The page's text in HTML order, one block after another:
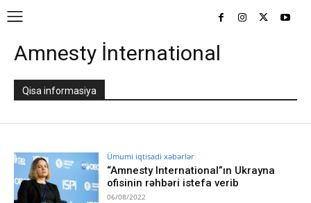
Amnesty İnternational
Qisa informasiya
Ümumi iqtisadi xəbərlər
“Amnesty International”ın Ukrayna
ofisinin rəhbəri istefa verib
06/08/2022